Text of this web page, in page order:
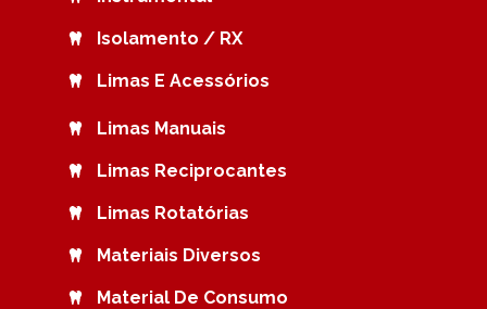
Isolamento / RX
Limas E Acessórios
Limas Manuais
Limas Reciprocantes
Limas Rotatórias
Materiais Diversos
Material De Consumo